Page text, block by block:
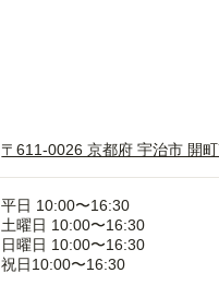
〒611-0026 京都府 宇治市 開
平日 10:00〜16:30
土曜日 10:00〜16:30
日曜日 10:00〜16:30
祝日10:00〜16:30